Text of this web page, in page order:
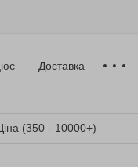
Доставка
(350 - 10000+)